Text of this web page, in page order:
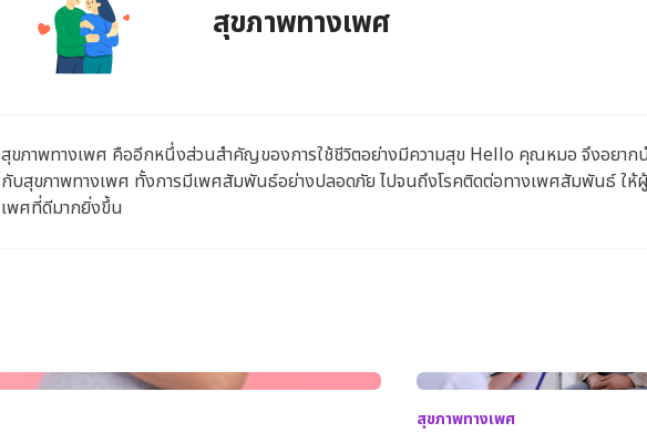
สุขภาพทางเพศ
สุขภาพทางเพศ คืออีกหนึ่งส่วนสำคัญของการใช้ชีวิตอย่างมีความสุข Hello คุณหมอ จึงอยากน
กับสุขภาพทางเพศ ทั้งการมีเพศสัมพันธ์อย่างปลอดภัย ไปจนถึงโรคติดต่อทางเพศสัมพันธ์ ให้
เพศที่ดีมากยิ่งขึ้น
สุขภาพทางเพศ